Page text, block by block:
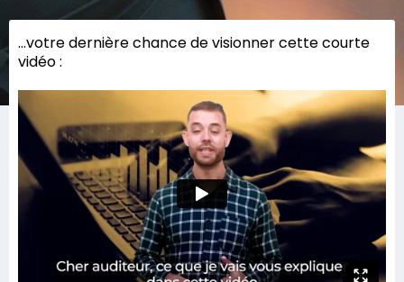
...votre dernière chance de visionner cette courte
vidéo :